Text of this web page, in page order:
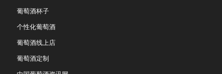
葡萄酒杯子
个性化葡萄酒
葡萄酒线上店
葡萄酒定制